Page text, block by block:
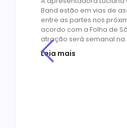
Band estão em vias de
entre as partes nos
acordo com a Folha de
atração será semanal
Leia mais